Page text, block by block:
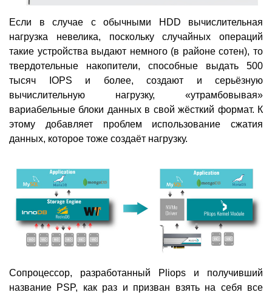
Если в случае с обычными HDD вычислительная
нагрузка невелика, поскольку случайных операций
такие устройства выдают немного (в районе сотен), то
твердотельные накопители, способные выдать 500
тысяч IOPS и более, создают и серьёзную
вычислительную нагрузку, «утрамбовывая»
вариабельные блоки данных в свой жёсткий формат. К
этому добавляет проблем использование сжатия
данных, которое тоже создаёт нагрузку.
Сопроцессор, разработанный Pliops и получивший
название PSP, как раз и призван взять на себя все